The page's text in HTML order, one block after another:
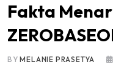
Fakta
BYMELANIE PRASETYA